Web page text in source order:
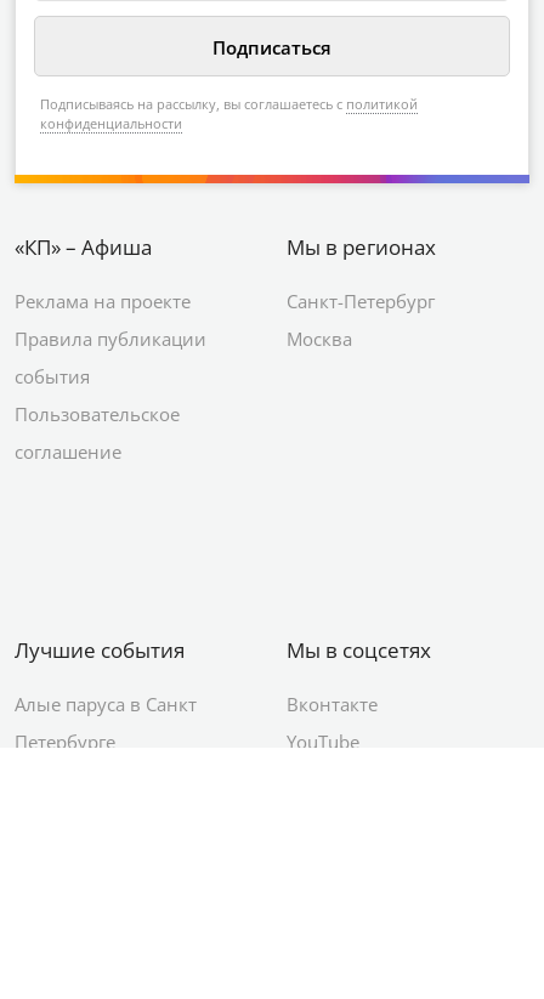
Подписываясь на рассылку, вы соглашаетесь с политикой
конфиденциальности
«КП» – Афиша
Реклама на проекте
Правила публикации
события
Пользовательское
соглашение
Мы в регионах
Санкт-Петербург
Москва
Лучшие события
Алые паруса в Санкт
Петербурге
Мы в соцсетях
Вконтакте
YouTube